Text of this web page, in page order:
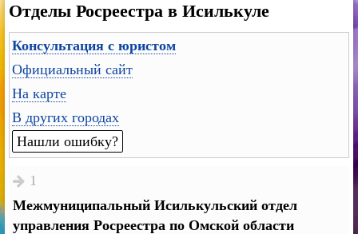
Отделы Росреестра в Исилькуле
Консультация с юристом
Официальный сайт
На карте
В других городах
Нашли ошибку?
1
Межмуниципальный Исилькульский отдел
управления Росреестра по Омской области